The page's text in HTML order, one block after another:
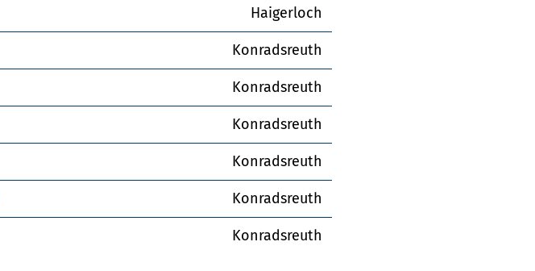
Haigerloch
Konradsreuth
Konradsreuth
Konradsreuth
Konradsreuth
Konradsreuth
Konradsreuth